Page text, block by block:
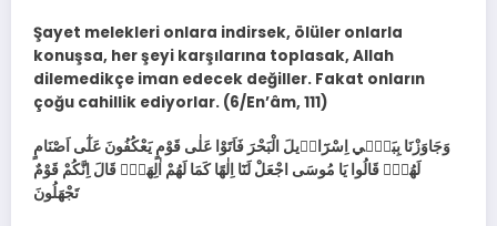
Şayet melekleri onlara indirsek, ölüler onlarla
konuşsa, her şeyi karşılarına toplasak, Allah
dilemedikçe iman edecek değiller. Fakat onların
çoğu cahillik ediyorlar. (6/En’âm, 111)
وَجَاوَزْنَا بِبَن۪ٓي اِسْرَٓاء۪يلَ الْبَحْرَ فَاَتَوْا عَلٰى قَوْمٍ يَعْكُفُونَ عَلٰٓى اَصْنَامٍ
لَهُمْۚ قَالُوا يَا مُوسَى اجْعَلْ لَنَٓا اِلٰهًا كَمَا لَهُمْ اٰلِهَةٌۜ قَالَ اِنَّكُمْ قَوْمٌ
تَجْهَلُونَ